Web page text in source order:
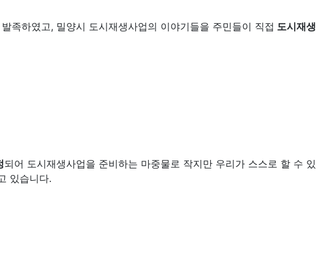
족하였고, 밀양시 도시재생사업의 이야기들을 주민들이 직접 도시재생
되어 도시재생사업을 준비하는 마중물로 작지만 우리가 스스로 할 수 있
있습니다.